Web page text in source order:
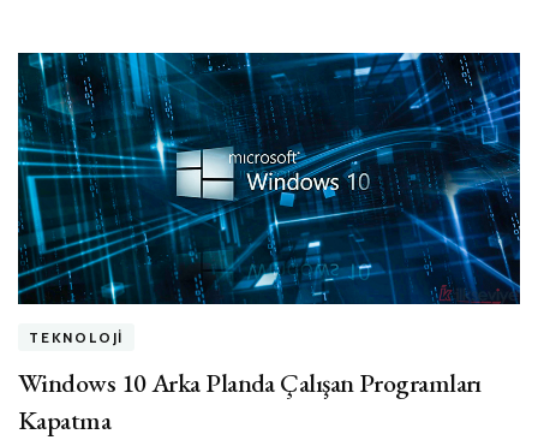
TEKNOLOJI
Windows 10 Arka Planda Çalışan Programları
Kapatma